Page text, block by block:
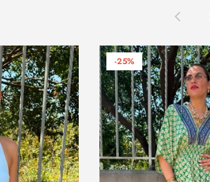
Indietro
-25%